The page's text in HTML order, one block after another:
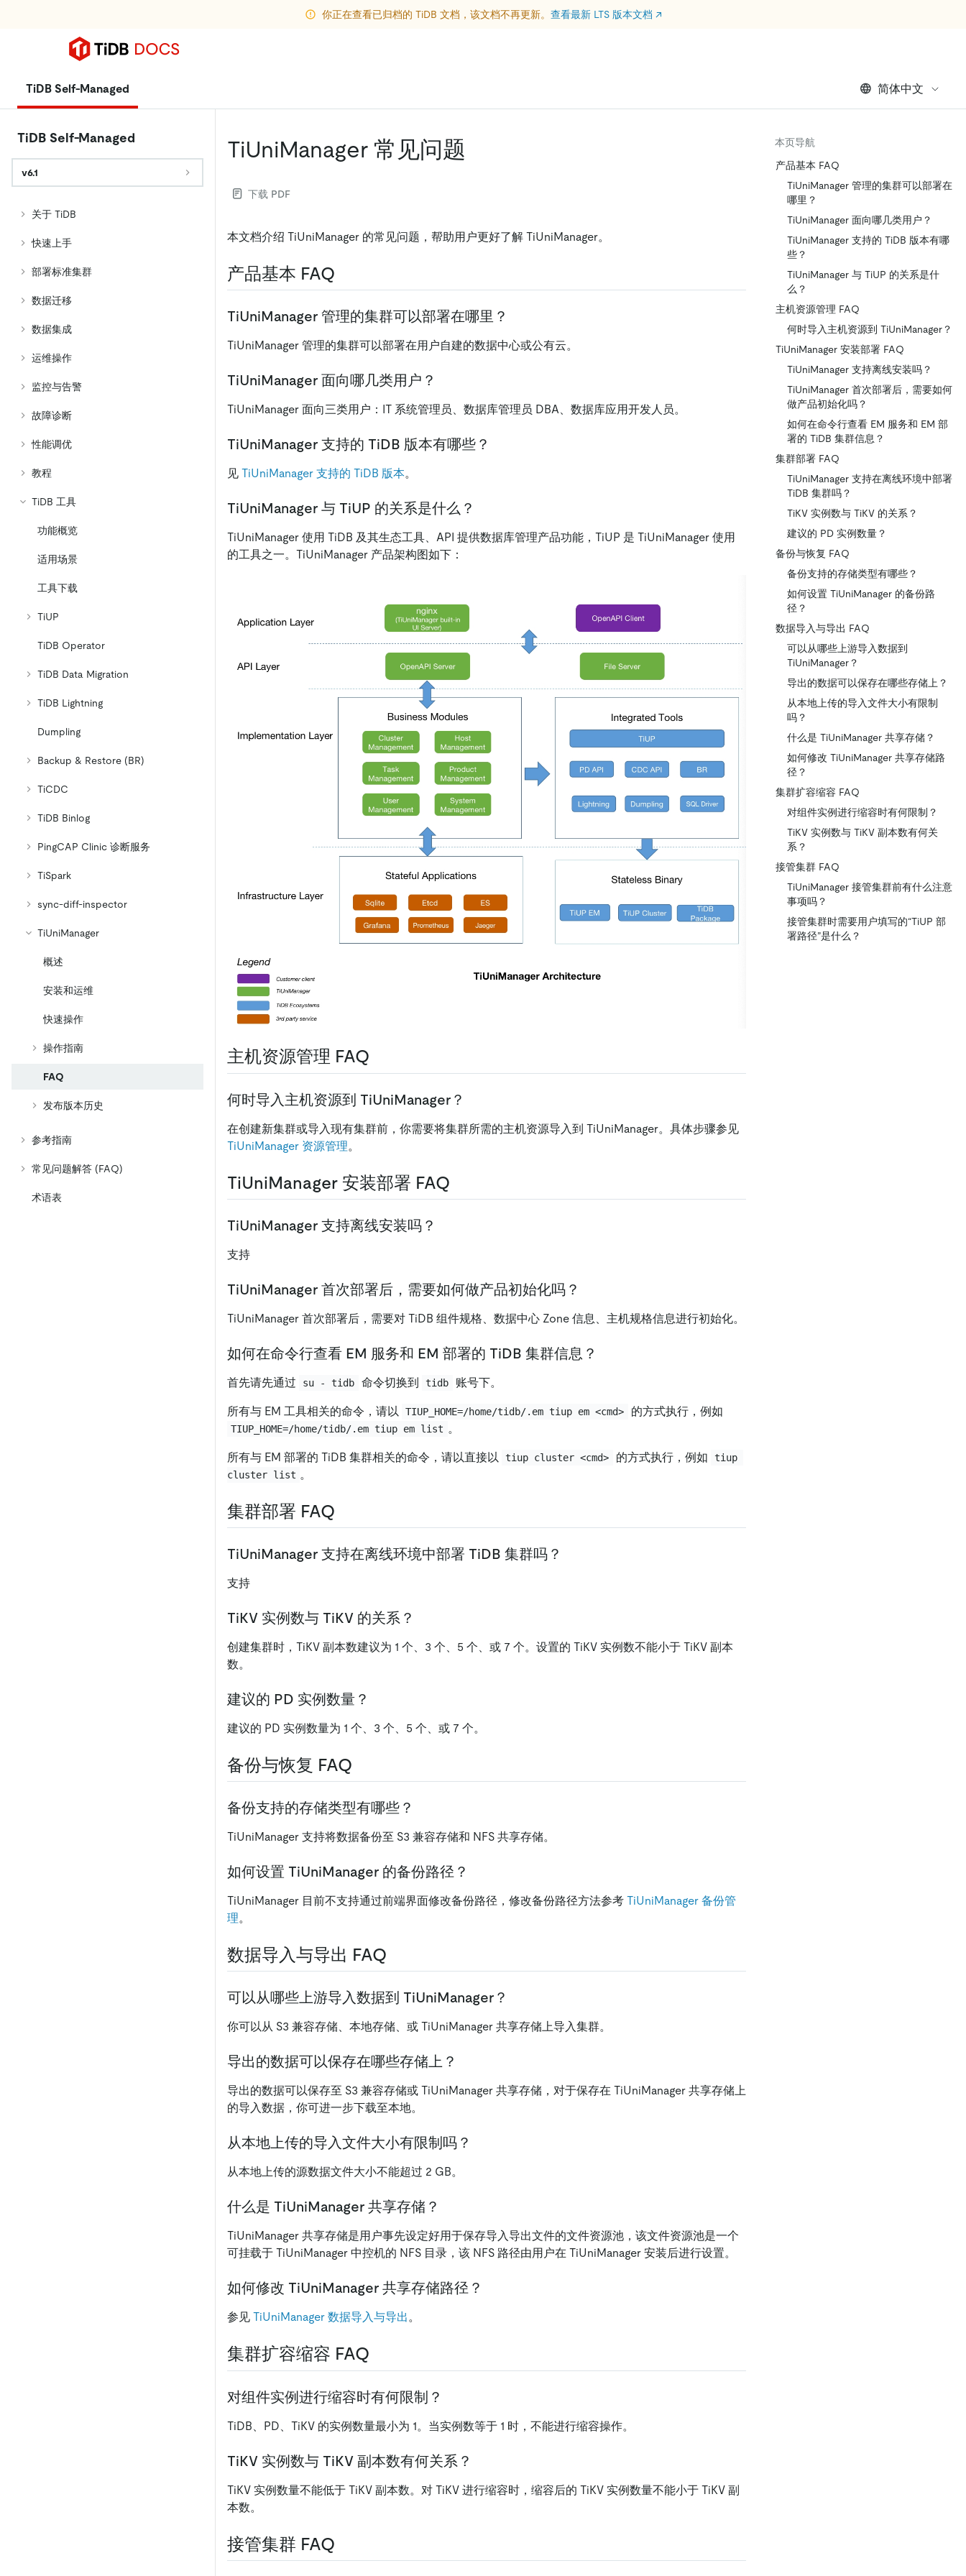
你正在查看已归档的 TiDB 文档，该文档不再更新。 查看最新 LTS 版本文档 ↗
TiDB Self-Managed 简体中文
TiDB Self-Managed
v6.1
关于 TiDB
快速上手
部署标准集群
数据迁移
数据集成
运维操作
监控与告警
故障诊断
性能调优
教程
TiDB 工具
功能概览
适用场景
工具下载
TiUP
TiDB Operator
TiDB Data Migration
TiDB Lightning
Dumpling
Backup & Restore (BR)
TiCDC
TiDB Binlog
PingCAP Clinic 诊断服务
TiSpark
sync-diff-inspector
TiUniManager
概述
安装和运维
快速操作
操作指南
FAQ
发布版本历史
参考指南
常见问题解答 (FAQ)
术语表
TiUniManager 常见问题
下载 PDF
本文档介绍 TiUniManager 的常见问题，帮助用户更好了解 TiUniManager。
产品基本 FAQ
TiUniManager 管理的集群可以部署在哪里？
TiUniManager 管理的集群可以部署在用户自建的数据中心或公有云。
TiUniManager 面向哪几类用户？
TiUniManager 面向三类用户：IT 系统管理员、数据库管理员 DBA、数据库应用开发人员。
TiUniManager 支持的 TiDB 版本有哪些？
见 TiUniManager 支持的 TiDB 版本。
TiUniManager 与 TiUP 的关系是什么？
TiUniManager 使用 TiDB 及其生态工具、API 提供数据库管理产品功能，TiUP 是 TiUniManager 使用
的工具之一。TiUniManager 产品架构图如下：
主机资源管理 FAQ
何时导入主机资源到 TiUniManager？
在创建新集群或导入现有集群前，你需要将集群所需的主机资源导入到 TiUniManager。具体步骤参见
TiUniManager 资源管理。
TiUniManager 安装部署 FAQ
TiUniManager 支持离线安装吗？
支持
TiUniManager 首次部署后，需要如何做产品初始化吗？
TiUniManager 首次部署后，需要对 TiDB 组件规格、数据中心 Zone 信息、主机规格信息进行初始化。
如何在命令行查看 EM 服务和 EM 部署的 TiDB 集群信息？
首先请先通过 su - tidb 命令切换到 tidb 账号下。
所有与 EM 工具相关的命令，请以 TIUP_HOME=/home/tidb/.em tiup em <cmd> 的方式执行，例如
TIUP_HOME=/home/tidb/.em tiup em list 。
所有与 EM 部署的 TiDB 集群相关的命令，请以直接以 tiup cluster <cmd> 的方式执行，例如
tiup
cluster list 。
集群部署 FAQ
TiUniManager 支持在离线环境中部署 TiDB 集群吗？
支持
TiKV 实例数与 TiKV 的关系？
创建集群时，TiKV 副本数建议为 1 个、3 个、5 个、或 7 个。设置的 TiKV 实例数不能小于 TiKV 副本
数。
建议的 PD 实例数量？
建议的 PD 实例数量为 1 个、3 个、5 个、或 7 个。
备份与恢复 FAQ
备份支持的存储类型有哪些？
TiUniManager 支持将数据备份至 S3 兼容存储和 NFS 共享存储。
如何设置 TiUniManager 的备份路径？
TiUniManager 目前不支持通过前端界面修改备份路径，修改备份路径方法参考 TiUniManager 备份管
理。
数据导入与导出 FAQ
可以从哪些上游导入数据到 TiUniManager？
你可以从 S3 兼容存储、本地存储、或 TiUniManager 共享存储上导入集群。
导出的数据可以保存在哪些存储上？
导出的数据可以保存至 S3 兼容存储或 TiUniManager 共享存储，对于保存在 TiUniManager 共享存储上
的导入数据，你可进一步下载至本地。
从本地上传的导入文件大小有限制吗？
从本地上传的源数据文件大小不能超过 2 GB。
什么是 TiUniManager 共享存储？
TiUniManager 共享存储是用户事先设定好用于保存导入导出文件的文件资源池，该文件资源池是一个
可挂载于 TiUniManager 中控机的 NFS 目录，该 NFS 路径由用户在 TiUniManager 安装后进行设置。
如何修改 TiUniManager 共享存储路径？
参见 TiUniManager 数据导入与导出。
集群扩容缩容 FAQ
对组件实例进行缩容时有何限制？
TiDB、PD、TiKV 的实例数量最小为 1。当实例数等于 1 时，不能进行缩容操作。
TiKV 实例数与 TiKV 副本数有何关系？
TiKV 实例数量不能低于 TiKV 副本数。对 TiKV 进行缩容时，缩容后的 TiKV 实例数量不能小于 TiKV 副
本数。
接管集群 FAQ
本页导航
产品基本 FAQ
TiUniManager 管理的集群可以部署在
哪里？
TiUniManager 面向哪几类用户？
TiUniManager 支持的 TiDB 版本有哪
些？
TiUniManager 与 TiUP 的关系是什
么？
主机资源管理 FAQ
何时导入主机资源到 TiUniManager？
TiUniManager 安装部署 FAQ
TiUniManager 支持离线安装吗？
TiUniManager 首次部署后，需要如何
做产品初始化吗？
如何在命令行查看 EM 服务和 EM 部
署的 TiDB 集群信息？
集群部署 FAQ
TiUniManager 支持在离线环境中部署
TiDB 集群吗？
TiKV 实例数与 TiKV 的关系？
建议的 PD 实例数量？
备份与恢复 FAQ
备份支持的存储类型有哪些？
如何设置 TiUniManager 的备份路
径？
数据导入与导出 FAQ
可以从哪些上游导入数据到
TiUniManager？
导出的数据可以保存在哪些存储上？
从本地上传的导入文件大小有限制
吗？
什么是 TiUniManager 共享存储？
如何修改 TiUniManager 共享存储路
径？
集群扩容缩容 FAQ
对组件实例进行缩容时有何限制？
TiKV 实例数与 TiKV 副本数有何关
系？
接管集群 FAQ
TiUniManager 接管集群前有什么注意
事项吗？
接管集群时需要用户填写的“TiUP 部
署路径”是什么？